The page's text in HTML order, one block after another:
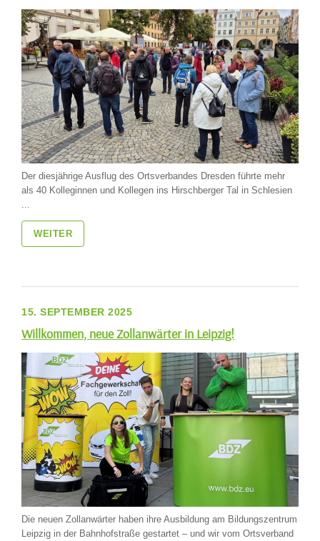
Der diesjährige Ausflug des Ortsverbandes Dresden führte mehr
als 40 Kolleginnen und Kollegen ins Hirschberger Tal in Schlesien
...
WEITER
15. SEPTEMBER 2025
Willkommen, neue Zollanwärter in Leipzig!
Die neuen Zollanwärter haben ihre Ausbildung am Bildungszentrum
Leipzig in der Bahnhofstraße gestartet – und wir vom Ortsverband